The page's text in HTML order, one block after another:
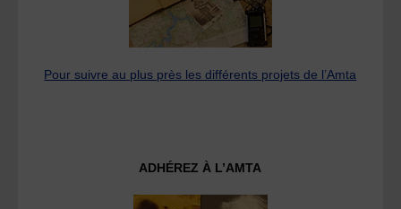
Pour suivre au plus près les différents projets de l’Amta
ADHÉREZ À L’AMTA